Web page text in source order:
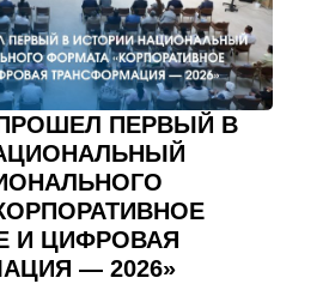
ПЕРВЫЙ В
И ЦИФРОВАЯ
— 2026»